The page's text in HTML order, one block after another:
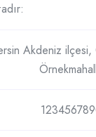
Akdeniz ilçesi,